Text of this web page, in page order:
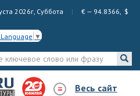
2026г, Суббота € — 94.8366, $
▼
Весь сайт